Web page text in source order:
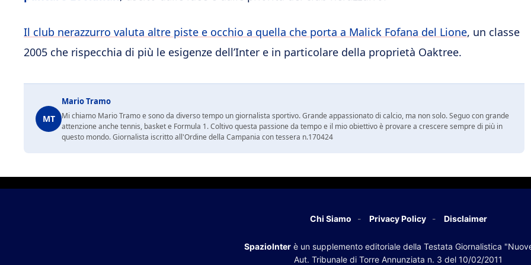
Il club nerazzurro valuta altre piste e occhio a quella che porta a Malick Fofana del Lione, un classe
2005 che rispecchia di più le esigenze dell’Inter e in particolare della proprietà Oaktree.
MT
Mario Tramo
Mi chiamo Mario Tramo e sono da diverso tempo un giornalista sportivo. Grande appassionato di calcio, ma non solo. Seguo con grande
attenzione anche tennis, basket e Formula 1. Coltivo questa passione da tempo e il mio obiettivo è provare a crescere sempre di più in
questo mondo. Giornalista iscritto all'Ordine della Campania con tessera n.170424
Chi Siamo Privacy Policy Disclaimer
SpazioInterè un supplemento editoriale della Testata Giornalistica
Aut. Tribunale di Torre Annunziata n. 3 del 10/02/2011